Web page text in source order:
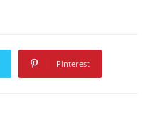
Pinterest